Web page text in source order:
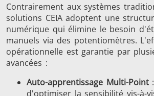
Contrairement aux systèmes
solutions CEIA adoptent une
numérique qui élimine le besoin
manuels via des potentiomètres.
opérationnelle est garantie par
avancées :
Auto-apprentissage Multi-Point:
d'optimiser la sensibilité vis-à-